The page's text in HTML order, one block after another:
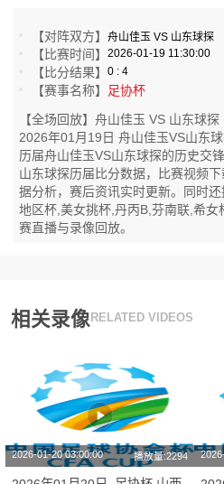
【对阵双方】舟山佳玉 VS 山东球探
【比赛时间】2026-01-19 11:30:00
【比分结果】0 : 4
【赛事名称】 足协杯
【全场回放】舟山佳玉 VS 山东球
2026年01月19日 舟山佳玉VS山东
历届舟山佳玉VS山东球探的历史交
山东球探历届比分数据，比赛视频
据分析，赛后资讯实时更新。同时
地区杯,美女挑杯,丹丙B,芬南联,希
赛直播与录像回放。
相关录像 RELATED VIDEOS
2026-01-20 03:00:00 播放量:2294